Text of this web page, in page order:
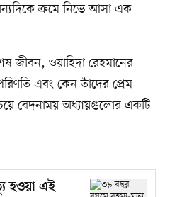
ক্রমে নিভে আসা এক
জীবন, ওয়াহিদা রেহমানের
এবং কেন তাঁদের প্রেম
বেদনাময় অধ্যায়গুলোর একটি
হওয়া এই